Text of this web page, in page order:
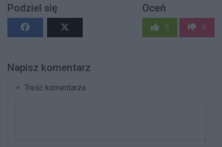
Podziel się Oceń
0 0
Napisz komentarz
Treść komentarza